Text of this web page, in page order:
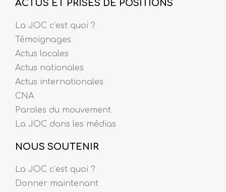
ACTUS ET PRISES DE POSITIONS
La JOC c’est quoi ?
Témoignages
Actus locales
Actus nationales
Actus internationales
CNA
Paroles du mouvement
La JOC dans les médias
NOUS SOUTENIR
La JOC c’est quoi ?
Donner maintenant